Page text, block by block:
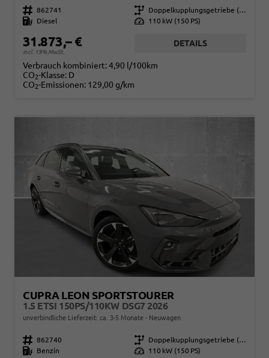
Fahrzeugnr. 862741 Getriebe
Doppelkupplungsgetriebe (DSG)
Kraftstoff
Diesel Leistung 110 kW (150 PS)
31.873,– €
incl. 19% MwSt.
DETAILS
Verbrauch kombiniert:4,90 l/100km
CO2-Klasse: D
CO2-Emissionen: 129,00 g/km
CUPRA LEON SPORTSTOURER
1.5 ETSI 150PS/110KW DSG7 2026
unverbindliche Lieferzeit: ca. 3-5 Monate Neuwagen
Fahrzeugnr. 862740 Getriebe
Doppelkupplungsgetriebe (DSG)
Kraftstoff
Benzin Leistung 110 kW (150 PS)